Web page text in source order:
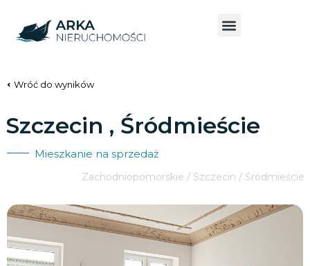
Wróć do wyników
Szczecin , Śródmieście
Mieszkanie na sprzedaż
Zachodniopomorskie / Szczecin / Śródmieście